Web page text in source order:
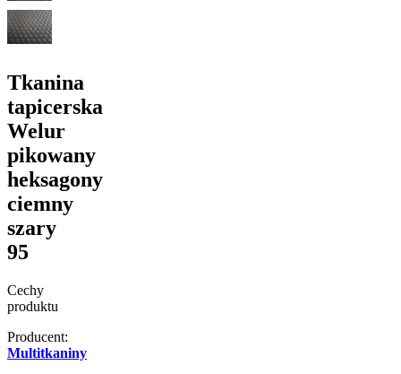
Tkanina
tapicerska
Welur
pikowany
heksagony
ciemny
szary
95
Cechy
produktu
Producent:
Multitkaniny